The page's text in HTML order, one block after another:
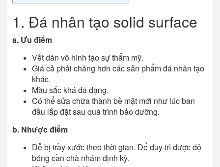
1. Đá nhân tạo solid surface
a. Ưu điểm
Vết dán vô hình tạo sự thẩm mỹ.
Giá cả phải chăng hơn các sản phẩm đá nhân tạo
khác.
Màu sắc khá đa dạng.
Có thể sửa chữa thành bề mặt mới như lúc ban
đầu lắp đặt sau quá trình bảo dưỡng.
b. Nhược điểm
Dễ bị trầy xước theo thời gian. Để duy trì được độ
bóng cần chà nhám định kỳ.